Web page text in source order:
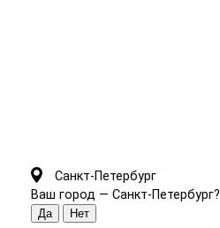
Санкт-Петербург
Ваш город — Санкт-Петербург?